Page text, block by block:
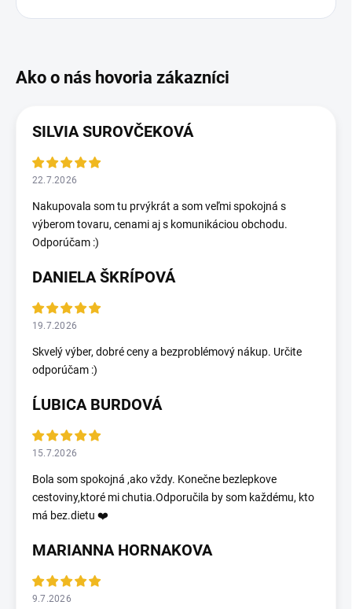
SILVIA SUROVČEKOVÁ
22.7.2026
Nakupovala som tu prvýkrát a som veľmi spokojná s
výberom tovaru, cenami aj s komunikáciou obchodu.
Odporúčam :)
DANIELA ŠKRÍPOVÁ
19.7.2026
Skvelý výber, dobré ceny a bezproblémový nákup. Určite
odporúčam :)
ĹUBICA BURDOVÁ
15.7.2026
Bola som spokojná ,ako vždy. Konečne bezlepkove
cestoviny,ktoré mi chutia.Odporučila by som každému, kto
má bez.dietu ❤️
MARIANNA HORNAKOVA
9.7.2026